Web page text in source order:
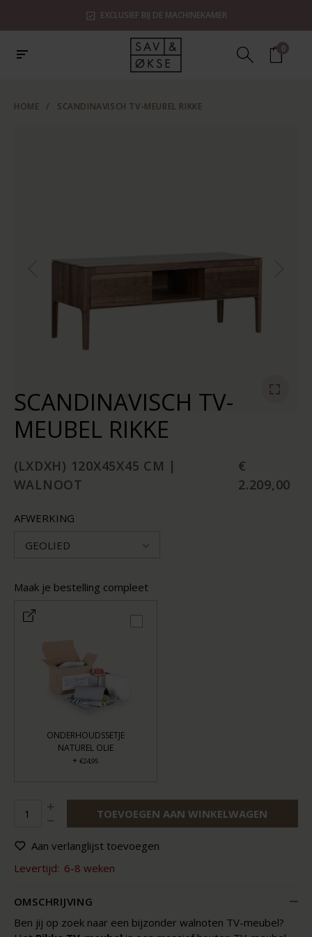
EXCLUSIEF BIJ DE MACHINEKAMER
0
HOME / SCANDINAVISCH TV-MEUBEL RIKKE
SCANDINAVISCH TV-
MEUBEL RIKKE
(LXDXH) 120X45X45 CM |
WALNOOT
€
2.209,00
AFWERKING
GEOLIED
Maak je bestelling compleet
ONDERHOUDSSETJE
NATUREL OLIE
+ €24,95
TOEVOEGEN AAN WINKELWAGEN
Aan verlanglijst toevoegen
Levertijd: 6-8 weken
OMSCHRIJVING
Ben jij op zoek naar een bijzonder walnoten TV-meubel?